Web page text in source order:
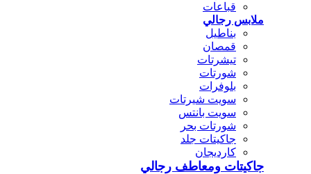
قباعات
ملابس رجالي
بناطيل
قمصان
تيشرتات
شورتات
بلوفرات
سويت شيرتات
سويت بانتس
شورتات بحر
جاكيتات جلد
كارديجان
جاكيتات ومعاطف رجالي